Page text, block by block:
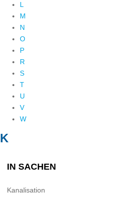
L
M
N
O
P
R
S
T
U
V
W
K
IN SACHEN
Kanalisation